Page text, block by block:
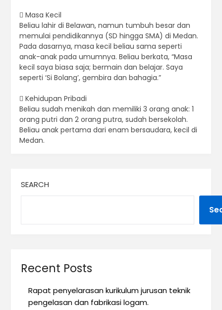
 Masa Kecil
Beliau lahir di Belawan, namun tumbuh besar dan
memulai pendidikannya (SD hingga SMA) di Medan.
Pada dasarnya, masa kecil beliau sama seperti
anak-anak pada umumnya. Beliau berkata, “Masa
kecil saya biasa saja; bermain dan belajar. Saya
seperti ‘Si Bolang’, gembira dan bahagia.”
 Kehidupan Pribadi
Beliau sudah menikah dan memiliki 3 orang anak: 1
orang putri dan 2 orang putra, sudah bersekolah.
Beliau anak pertama dari enam bersaudara, kecil di
Medan.
SEARCH
Recent Posts
Rapat penyelarasan kurikulum jurusan teknik
pengelasan dan fabrikasi logam.